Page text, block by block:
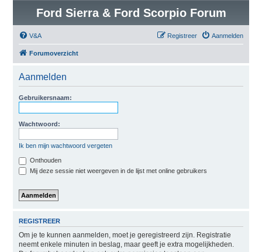
Ford Sierra & Ford Scorpio Forum
V&A Aanmelden
Registreer
Forumoverzicht
Aanmelden
Gebruikersnaam:
Wachtwoord:
Ik ben mijn wachtwoord vergeten
Onthouden
Mij deze sessie niet weergeven in de lijst met online gebruikers
REGISTREER
Om je te kunnen aanmelden, moet je geregistreerd zijn. Registratie
neemt enkele minuten in beslag, maar geeft je extra mogelijkheden.